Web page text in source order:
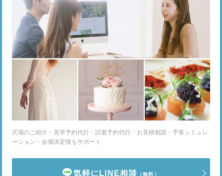
式場のご紹介・見学予約代行・試着予約代行・お見積相談・予算シミュレ
ーション・会場決定後もサポート
気軽にLINE相談 （無料）